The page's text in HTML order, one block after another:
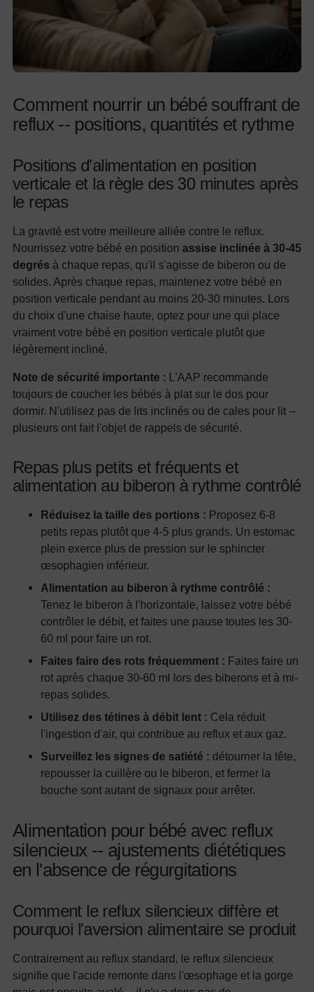
Comment nourrir un bébé souffrant de
reflux -- positions, quantités et rythme
Positions d'alimentation en position
verticale et la règle des 30 minutes après
le repas
La gravité est votre meilleure alliée contre le reflux.
Nourrissez votre bébé en position assise inclinée à 30-45
degrés à chaque repas, qu'il s'agisse de biberon ou de
solides. Après chaque repas, maintenez votre bébé en
position verticale pendant au moins 20-30 minutes. Lors
du choix d'une chaise haute, optez pour une qui place
vraiment votre bébé en position verticale plutôt que
légèrement incliné.
Note de sécurité importante : L'AAP recommande
toujours de coucher les bébés à plat sur le dos pour
dormir. N'utilisez pas de lits inclinés ou de cales pour lit --
plusieurs ont fait l'objet de rappels de sécurité.
Repas plus petits et fréquents et
alimentation au biberon à rythme contrôlé
Réduisez la taille des portions : Proposez 6-8
petits repas plutôt que 4-5 plus grands. Un estomac
plein exerce plus de pression sur le sphincter
œsophagien inférieur.
Alimentation au biberon à rythme contrôlé :
Tenez le biberon à l'horizontale, laissez votre bébé
contrôler le débit, et faites une pause toutes les 30-
60 ml pour faire un rot.
Faites faire des rots fréquemment : Faites faire un
rot après chaque 30-60 ml lors des biberons et à mi-
repas solides.
Utilisez des tétines à débit lent : Cela réduit
l'ingestion d'air, qui contribue au reflux et aux gaz.
Surveillez les signes de satiété : détourner la tête,
repousser la cuillère ou le biberon, et fermer la
bouche sont autant de signaux pour arrêter.
Alimentation pour bébé avec reflux
silencieux -- ajustements diététiques
en l'absence de régurgitations
Comment le reflux silencieux diffère et
pourquoi l'aversion alimentaire se produit
Contrairement au reflux standard, le reflux silencieux
signifie que l'acide remonte dans l'œsophage et la gorge